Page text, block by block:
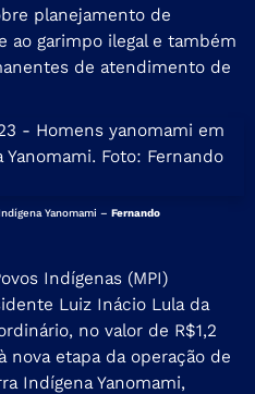
planejamento de
ao garimpo ilegal e também
de atendimento de
Yanomami – Fernando
Indígenas (MPI)
Luiz Inácio Lula da
no valor de R$1,2
nova etapa da operação de
Indígena Yanomami,